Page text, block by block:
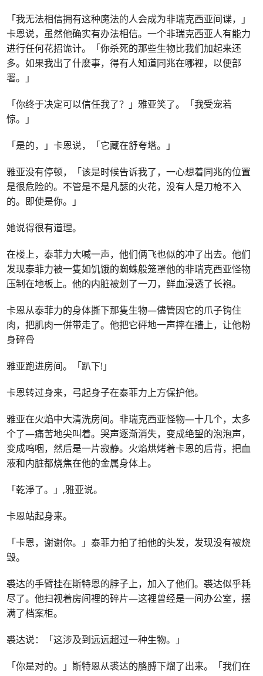
「我无法相信拥有这种魔法的人会成为非瑞克西亚间谍，」
卡恩说，虽然他确实有办法相信。一个非瑞克西亚人有能力
进行任何花招诡计。「你杀死的那些生物比我们加起来还
多。如果我出了什麽事，得有人知道同兆在哪裡，以便部
署。」
「你终于决定可以信任我了？」雅亚笑了。「我受宠若
惊。」
「是的，」卡恩说，「它藏在舒夸塔。」
雅亚没有停顿，「该是时候告诉我了，一心想着同兆的位置
是很危险的。不管是不是凡瑟的火花，没有人是刀枪不入
的。即使是你。」
她说得很有道理。
在楼上，泰菲力大喊一声，他们俩飞也似的冲了出去。他们
发现泰菲力被一隻如饥饿的蜘蛛般笼罩他的非瑞克西亚怪物
压制在地板上。他的内脏被划了一刀，鲜血浸透了长袍。
卡恩从泰菲力的身体撕下那隻生物—儘管因它的爪子钩住
肉，把肌肉一併带走了。他把它砰地一声摔在牆上，让他粉
身碎骨
雅亚跑进房间。「趴下!」
卡恩转过身来，弓起身子在泰菲力上方保护他。
雅亚在火焰中大清洗房间。非瑞克西亚怪物—十几个，太多
个了—痛苦地尖叫着。哭声逐渐消失，变成绝望的泡泡声，
变成呜咽，然后是一片寂静。火焰烘烤着卡恩的后背，把血
液和内脏都烧焦在他的金属身体上。
「乾淨了。」,雅亚说。
卡恩站起身来。
「卡恩，谢谢你。」泰菲力拍了拍他的头发，发现没有被烧
毁。
裘达的手臂挂在斯特恩的脖子上，加入了他们。裘达似乎耗
尽了。他扫视着房间裡的碎片—这裡曾经是一间办公室，摆
满了档案柜。
裘达说：「这涉及到远远超过一种生物。」
「你是对的。」斯特恩从裘达的胳膊下熘了出来。「我们在